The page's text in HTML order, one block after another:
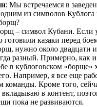
: Мы встречаемся в
из символов Кублога
– символ Кубани. Если
готовили казаки перед
нужно около двадцати
разный. Примерно, как
в кублоговском «борще»
Например, я все еще
команды. Кроме того,
в контент,
пока не развиваются.